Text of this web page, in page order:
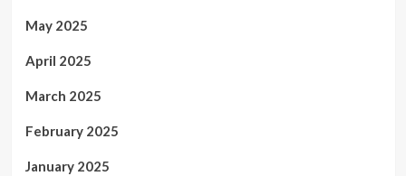
May 2025
April 2025
March 2025
February 2025
January 2025